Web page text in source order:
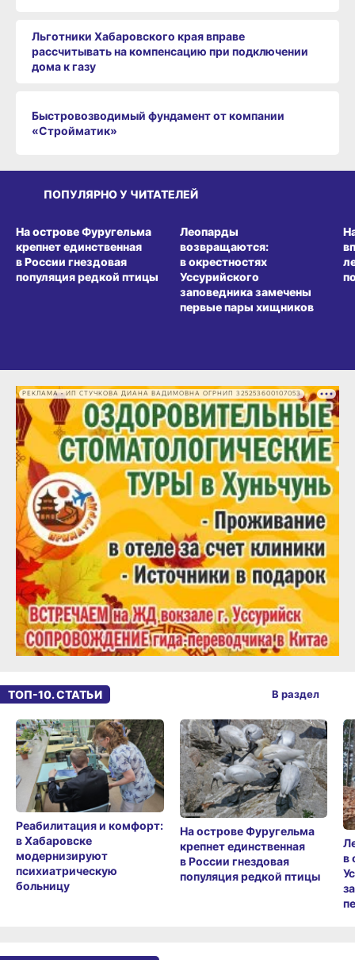
Льготники Хабаровского края вправе
рассчитывать на компенсацию при подключении
дома к газу
Быстровозводимый фундамент от компании
«Стройматик»
ПОПУЛЯРНО У ЧИТАТЕЛЕЙ
На острове Фуругельма
крепнет единственная
в России гнездовая
популяция редкой птицы
Леопарды
возвращаются:
в окрестностях
Уссурийского
заповедника замечены
первые пары хищников
РЕКЛАМА • ИП СТУЧКОВА ДИАНА ВАДИМОВНА ОГРНИП 325253600107053
ТОП-10. СТАТЬИ
Реабилитация и комфорт:
в Хабаровске
модернизируют
психиатрическую
больницу
На острове Фуругельма
крепнет единственная
в России гнездовая
популяция редкой птицы
в
В раздел